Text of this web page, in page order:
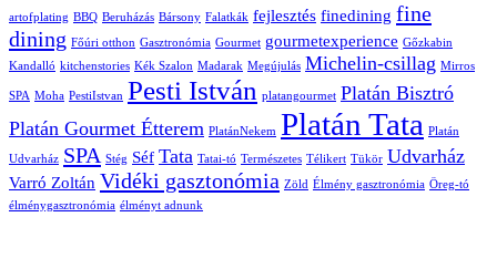
artofplating BBQ Beruházás Bársony Falatkák fejlesztés finedining fine
dining Főúri otthon Gasztronómia Gourmet gourmetexperience Gőzkabin
Kandalló kitchenstories Kék Szalon Madarak Megújulás Michelin-csillag Mirros
SPA Moha PestiIstvan Pesti István platangourmet Platán Bisztró
Platán Gourmet Étterem PlatánNekem Platán Tata Platán
Udvarház SPA Stég Séf Tata Tatai-tó Természetes Télikert Tükör Udvarház
Varró Zoltán Vidéki gasztonómia Zöld Élmény gasztronómia Öreg-tó
élménygasztronómia élményt adnunk